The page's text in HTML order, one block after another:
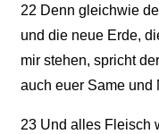
22 Denn gleichwie
und die neue Erde,
mir stehen, spricht
auch euer Same und
23Und alles Fleisch